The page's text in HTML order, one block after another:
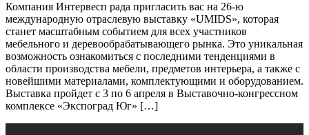
Компания Интервесп рада пригласить вас на 26-ю
международную отраслевую выставку «UMIDS», которая
станет масштабным событием для всех участников
мебельного и деревообрабатывающего рынка. Это уникальная
возможность ознакомиться с последними тенденциями в
области производства мебели, предметов интерьера, а также с
новейшими материалами, комплектующими и оборудованием.
Выставка пройдет с 3 по 6 апреля в Выставочно-конгрессном
комплексе «Экспоград Юг» […]